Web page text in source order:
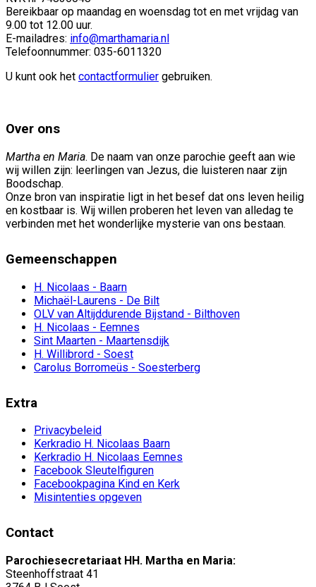
Bereikbaar op maandag en woensdag tot en met vrijdag van
9.00 tot 12.00 uur.
E-mailadres: info@marthamaria.nl
Telefoonnummer: 035-6011320
U kunt ook het contactformulier gebruiken.
Over ons
Martha en Maria. De naam van onze parochie geeft aan wie
wij willen zijn: leerlingen van Jezus, die luisteren naar zijn
Boodschap.
Onze bron van inspiratie ligt in het besef dat ons leven heilig
en kostbaar is. Wij willen proberen het leven van alledag te
verbinden met het wonderlijke mysterie van ons bestaan.
Gemeenschappen
H. Nicolaas - Baarn
Michaël-Laurens - De Bilt
OLV van Altijddurende Bijstand - Bilthoven
H. Nicolaas - Eemnes
Sint Maarten - Maartensdijk
H. Willibrord - Soest
Carolus Borromeüs - Soesterberg
Extra
Privacybeleid
Kerkradio H. Nicolaas Baarn
Kerkradio H. Nicolaas Eemnes
Facebook Sleutelfiguren
Facebookpagina Kind en Kerk
Misintenties opgeven
Contact
Parochiesecretariaat HH. Martha en Maria:
Steenhoffstraat 41